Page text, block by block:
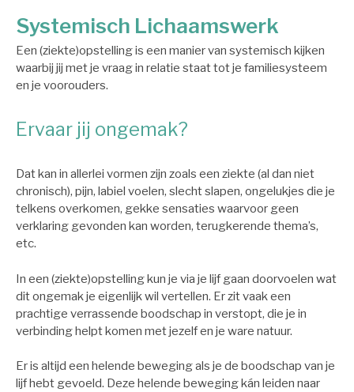
Systemisch Lichaamswerk
Een (ziekte)opstelling is een manier van systemisch kijken
waarbij jij met je vraag in relatie staat tot je familiesysteem
en je voorouders.
Ervaar jij ongemak?
Dat kan in allerlei vormen zijn zoals een ziekte (al dan niet
chronisch), pijn, labiel voelen, slecht slapen, ongelukjes die je
telkens overkomen, gekke sensaties waarvoor geen
verklaring gevonden kan worden, terugkerende thema’s,
etc.
In een (ziekte)opstelling kun je via je lijf gaan doorvoelen wat
dit ongemak je eigenlijk wil vertellen. Er zit vaak een
prachtige verrassende boodschap in verstopt, die je in
verbinding helpt komen met jezelf en je ware natuur.
Er is altijd een helende beweging als je de boodschap van je
lijf hebt gevoeld. Deze helende beweging kán leiden naar